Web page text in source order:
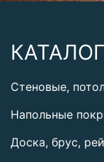
КАТАЛОГ
Стеновые,
Напольные
Доска, брус,